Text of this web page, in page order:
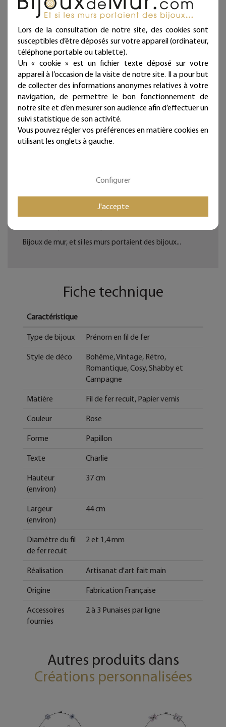
tendresse et de douceur à offrir à l'occasion d'une
naissance, d'un baptême ou d'un anniversaire !
Décoration d'intérieur en fil de fer recuit noir façonnée à
la main dans notre atelier.
Fabrication française. Artisanat d'art.
Chaque bijou de mur est présenté dans une jolie
pochette prête à offrir et qui atteste sa fabrication
artisanale et française !
Deux à trois punaises fournies par ligne selon la longueur
(noir mat diamètre 11 mm - longueur 11 mm)
Mieux qu'un sticker ou un autocollant, nos décorations
murales en fil de fer donneront du relief à vos murs et
Bijoux de mur, et si les murs portaient des bijoux...
Fiche technique
Caractéristique
Type de bijoux Prénom en fil de fer
Style de déco
Bohême, Vintage, Rétro,
Romantique, Cosy, Shabby et
Campagne
Matière Fil de fer recuit, Papier vernis
Couleur Rose
Forme Papillon
Texte Charlie
Hauteur
(environ)
37 cm
Largeur
(environ)
44 cm
Diamètre du fil
de fer recuit
2 et 1,4 mm
Réalisation Artisanat d'art fait main
Origine Fabrication Française
Accessoires
fournies
2 à 3 Punaises par ligne
Autres produits dans
Créations personnalisées
Lors de la consultation de notre site, des cookies sont
susceptibles d’être déposés sur votre appareil (ordinateur,
téléphone portable ou tablette).
Un « cookie » est un fichier texte déposé sur votre
appareil à l’occasion de la visite de notre site. Il a pour but
de collecter des informations anonymes relatives à votre
navigation, de permettre le bon fonctionnement de
notre site et d’en mesurer son audience afin d’effectuer un
suivi statistique de son activité.
Vous pouvez régler vos préférences en matière cookies en
utilisant les onglets à gauche.
Configurer
J'accepte